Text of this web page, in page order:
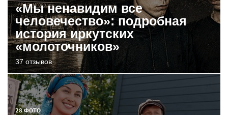
«Мы ненавидим все
человечество»: подробная
история иркутских
«молоточников»
37 отзывов
28 ФОТО